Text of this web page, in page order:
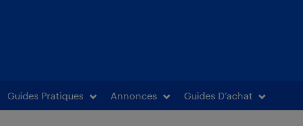
Guides Pratiques Annonces Guides D’achat